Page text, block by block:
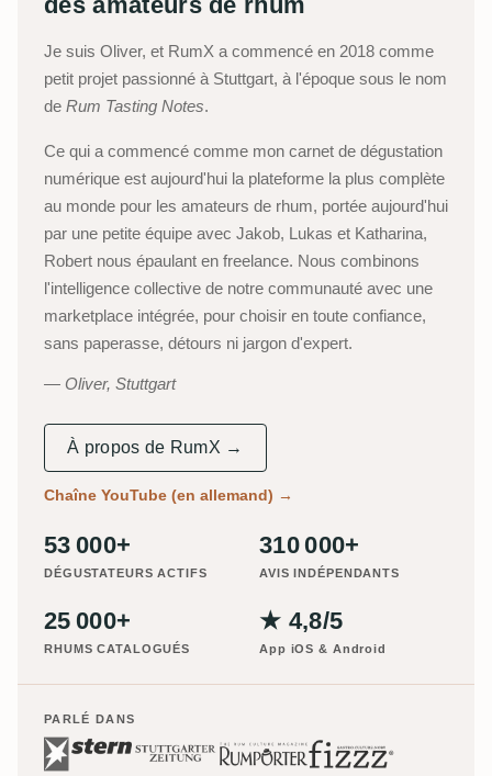
Je suis Oliver, et RumX a commencé en 2018 comme
petit projet passionné à Stuttgart, à l'époque sous le nom
de Rum Tasting Notes.
Ce qui a commencé comme mon carnet de dégustation
numérique est aujourd'hui la plateforme la plus complète
au monde pour les amateurs de rhum, portée aujourd'hui
par une petite équipe avec Jakob, Lukas et Katharina,
Robert nous épaulant en freelance. Nous combinons
l'intelligence collective de notre communauté avec une
marketplace intégrée, pour choisir en toute confiance,
sans paperasse, détours ni jargon d'expert.
Oliver, Stuttgart
À propos de RumX →
Chaîne YouTube (en allemand) →
53 000+
DÉGUSTATEURS ACTIFS
310 000+
AVIS INDÉPENDANTS
25 000+
RHUMS CATALOGUÉS
★ 4,8/5
App iOS & Android
PARLÉ DANS